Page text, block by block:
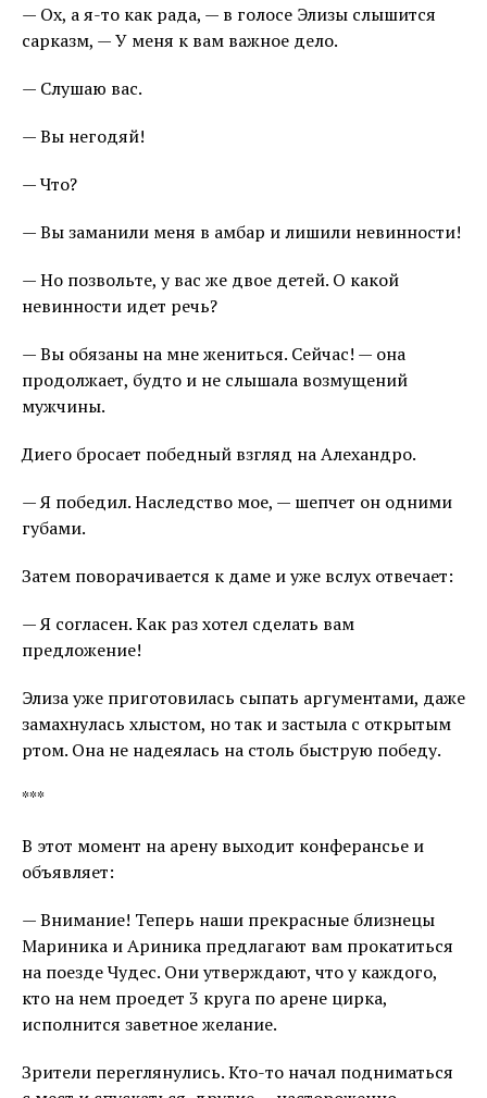
— Ох, а я-то как рада, — в голосе Элизы слышится
сарказм, — У меня к вам важное дело.
— Слушаю вас.
— Вы негодяй!
— Что?
— Вы заманили меня в амбар и лишили невинности!
— Но позвольте, у вас же двое детей. О какой
невинности идет речь?
— Вы обязаны на мне жениться. Сейчас! — она
продолжает, будто и не слышала возмущений
мужчины.
Диего бросает победный взгляд на Алехандро.
— Я победил. Наследство мое, — шепчет он одними
губами.
Затем поворачивается к даме и уже вслух отвечает:
— Я согласен. Как раз хотел сделать вам
предложение!
Элиза уже приготовилась сыпать аргументами, даже
замахнулась хлыстом, но так и застыла с открытым
ртом. Она не надеялась на столь быструю победу.
***
В этот момент на арену выходит конферансье и
объявляет:
— Внимание! Теперь наши прекрасные близнецы
Мариника и Ариника предлагают вам прокатиться
на поезде Чудес. Они утверждают, что у каждого,
кто на нем проедет 3 круга по арене цирка,
исполнится заветное желание.
Зрители переглянулись. Кто-то начал подниматься